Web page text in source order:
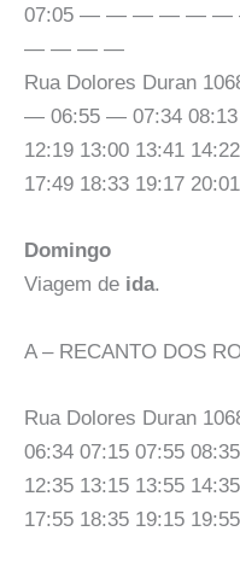
07:05 — — — — —
— — — —
Rua Dolores Duran
— 06:55 — 07:34 08:13
12:19 13:00 13:41
17:49 18:33 19:17
Domingo
Viagem de ida.
A – RECANTO DOS
Rua Dolores Duran
06:34 07:15 07:55
12:35 13:15 13:55
17:55 18:35 19:15